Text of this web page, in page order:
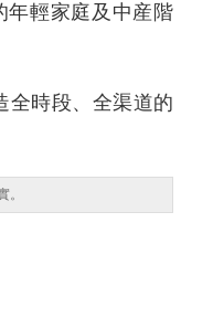
年輕家庭及中産階
全時段、全渠道的
。